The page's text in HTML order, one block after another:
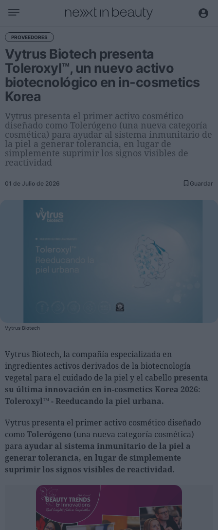
Negocio
Editorial
Actualidad
Economía y sector
Nombramientos
Entrevistas a directivos
Tendencias
Internacional
Ciencia y tecnología
Sostenibilidad
Personas
Moda y Lujo
Estética
Salud
Moda
Lujo
Agenda de actividades
Ferias sectoriales
Formaciones destacadas
INICIAR SESIÓN
PROVEEDORES
Vytrus Biotech presenta
Toleroxyl™, un nuevo activo
biotecnológico en in-cosmetics
Korea
Vytrus presenta el primer activo cosmético
diseñado como Tolerógeno (una nueva categoría
cosmética) para ayudar al sistema inmunitario de
la piel a generar tolerancia, en lugar de
simplemente suprimir los signos visibles de
reactividad
01 de Julio de 2026 Guardar
Vytrus Biotech
Vytrus Biotech, la compañía especializada en
ingredientes activos derivados de la biotecnología
vegetal para el cuidado de la piel y el cabello presenta
su última innovación en in-cosmetics Korea 2026:
Toleroxyl™ - Reeducando la piel urbana.
Vytrus presenta el primer activo cosmético diseñado
como Tolerógeno (una nueva categoría cosmética)
para ayudar al sistema inmunitario de la piel a
generar tolerancia, en lugar de simplemente
suprimir los signos visibles de reactividad.